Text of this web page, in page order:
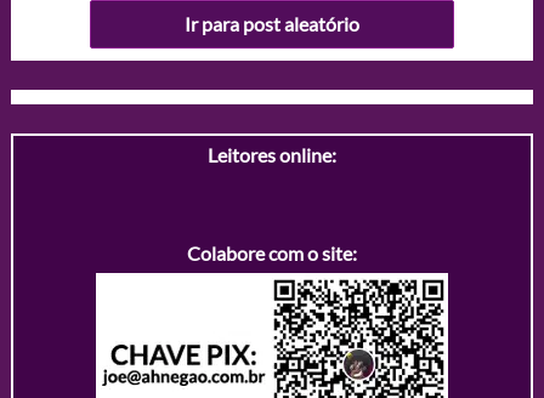
Ir para post aleatório
Leitores online:
Colabore com o site: